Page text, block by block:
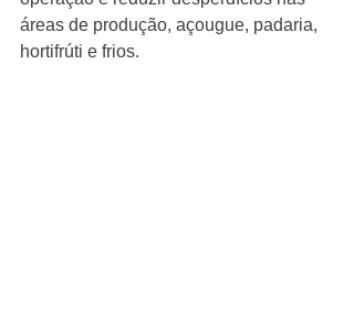
áreas de produção, açougue, padaria,
hortifrúti e frios.